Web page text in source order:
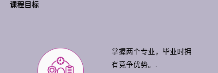
课程目标
掌握两个专业，毕业时拥
有竞争优势。.